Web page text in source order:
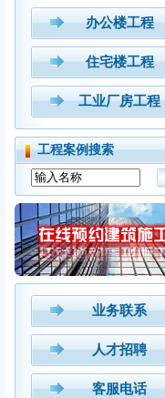
办公楼工程
住宅楼工程
工业厂房工程
工程案例搜索
业务联系
人才招聘
客服电话